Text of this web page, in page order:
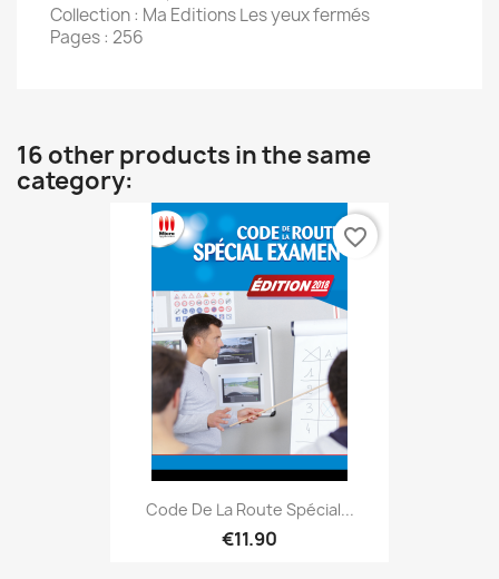
Collection : Ma Editions Les yeux fermés
Pages : 256
16 other products in the same
category:
Code De La Route Spécial...
€11.90
favorite_border